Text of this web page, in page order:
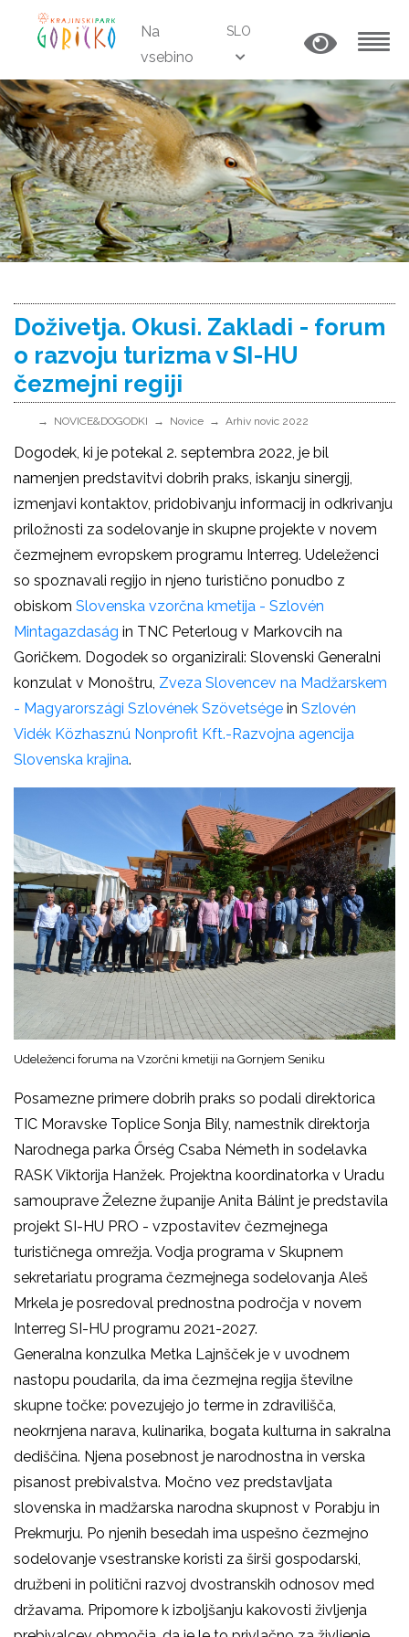
Na
vsebino
SLO
Doživetja. Okusi. Zakladi - forum
o razvoju turizma v SI-HU
čezmejni regiji
NOVICE&DOGODKI Novice Arhiv novic 2022
Dogodek, ki je potekal 2. septembra 2022, je bil
namenjen predstavitvi dobrih praks, iskanju sinergij,
izmenjavi kontaktov, pridobivanju informacij in odkrivanju
priložnosti za sodelovanje in skupne projekte v novem
čezmejnem evropskem programu Interreg. Udeleženci
so spoznavali regijo in njeno turistično ponudbo z
obiskom Slovenska vzorčna kmetija - Szlovén
Mintagazdaság in TNC Peterloug v Markovcih na
Goričkem. Dogodek so organizirali: Slovenski Generalni
konzulat v Monoštru, Zveza Slovencev na Madžarskem
- Magyarországi Szlovének Szövetsége in Szlovén
Vidék Közhasznú Nonprofit Kft.-Razvojna agencija
Slovenska krajina.
Udeleženci foruma na Vzorčni kmetiji na Gornjem Seniku
Posamezne primere dobrih praks so podali direktorica
TIC Moravske Toplice Sonja Bily, namestnik direktorja
Narodnega parka Őrség Csaba Németh in sodelavka
RASK Viktorija Hanžek. Projektna koordinatorka v Uradu
samouprave Železne županije Anita Bálint je predstavila
projekt SI-HU PRO - vzpostavitev čezmejnega
turističnega omrežja. Vodja programa v Skupnem
sekretariatu programa čezmejnega sodelovanja Aleš
Mrkela je posredoval prednostna področja v novem
Interreg SI-HU programu 2021-2027.
Generalna konzulka Metka Lajnšček je v uvodnem
nastopu poudarila, da ima čezmejna regija številne
skupne točke: povezujejo jo terme in zdravilišča,
neokrnjena narava, kulinarika, bogata kulturna in sakralna
dediščina. Njena posebnost je narodnostna in verska
pisanost prebivalstva. Močno vez predstavljata
slovenska in madžarska narodna skupnost v Porabju in
Prekmurju. Po njenih besedah ima uspešno čezmejno
sodelovanje vsestranske koristi za širši gospodarski,
družbeni in politični razvoj dvostranskih odnosov med
državama. Pripomore k izboljšanju kakovosti življenja